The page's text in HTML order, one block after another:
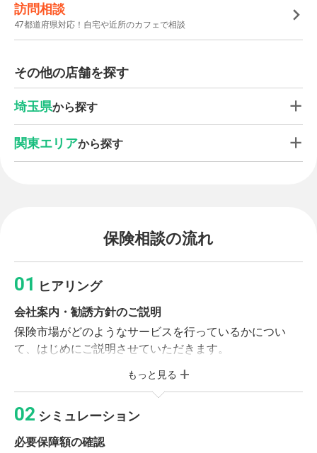
訪問相談
47都道府県対応！自宅や近所のカフェで相談
その他の店舗を探す
埼玉県から探す
関東エリアから探す
保険相談の流れ
ヒアリング
会社案内・勧誘方針のご説明
保険市場がどのようなサービスを行っているかについ
て、はじめにご説明させていただきます。
個人情報同意書・受付カードへのご記入をお願いいたし
ます。
ライフプランニング
もっと見る
シミュレーション
必要保障額の確認